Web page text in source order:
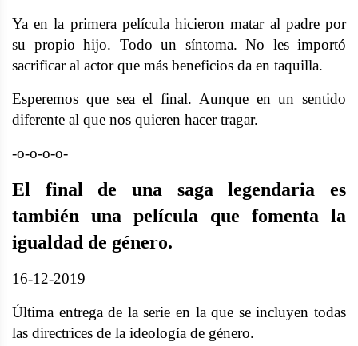
Ya en la primera película hicieron matar al padre por
su propio hijo. Todo un síntoma. No les importó
sacrificar al actor que más beneficios da en taquilla.
Esperemos que sea el final. Aunque en un sentido
diferente al que nos quieren hacer tragar.
-o-o-o-o-
El final de una saga legendaria es
también una película que fomenta la
igualdad de género.
16-12-2019
Última entrega de la serie en la que se incluyen todas
las directrices de la ideología de género.